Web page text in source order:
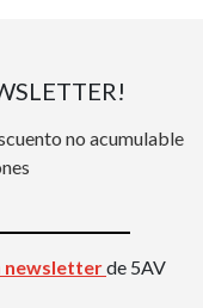
no acumulable
newsletterde 5AV